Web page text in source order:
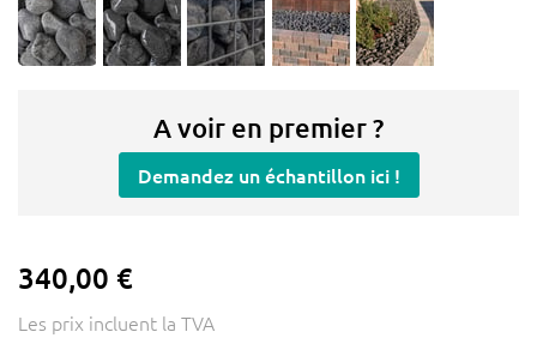
A voir en premier ?
Demandez un échantillon ici !
340,00 €
Les prix incluent la TVA